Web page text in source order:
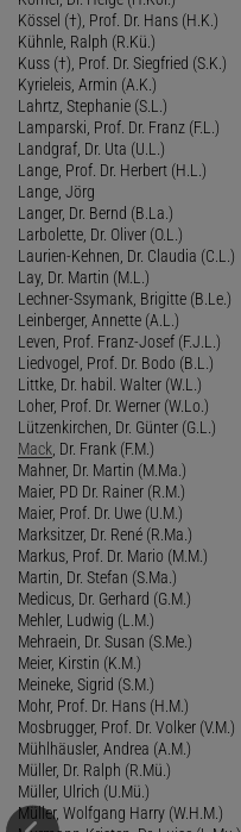
Kössel (†), Prof. Dr. Hans (H.K.)
Kühnle, Ralph (R.Kü.)
Kuss (†), Prof. Dr. Siegfried (S.K.)
Kyrieleis, Armin (A.K.)
Lahrtz, Stephanie (S.L.)
Lamparski, Prof. Dr. Franz (F.L.)
Landgraf, Dr. Uta (U.L.)
Lange, Prof. Dr. Herbert (H.L.)
Lange, Jörg
Langer, Dr. Bernd (B.La.)
Larbolette, Dr. Oliver (O.L.)
Laurien-Kehnen, Dr. Claudia (C.L.)
Lay, Dr. Martin (M.L.)
Lechner-Ssymank, Brigitte (B.Le.)
Leinberger, Annette (A.L.)
Leven, Prof. Franz-Josef (F.J.L.)
Liedvogel, Prof. Dr. Bodo (B.L.)
Littke, Dr. habil. Walter (W.L.)
Loher, Prof. Dr. Werner (W.Lo.)
Lützenkirchen, Dr. Günter (G.L.)
Mack , Dr. Frank (F.M.)
Mahner, Dr. Martin (M.Ma.)
Maier, PD Dr. Rainer (R.M.)
Maier, Prof. Dr. Uwe (U.M.)
Marksitzer, Dr. René (R.Ma.)
Markus, Prof. Dr. Mario (M.M.)
Martin, Dr. Stefan (S.Ma.)
Medicus, Dr. Gerhard (G.M.)
Mehler, Ludwig (L.M.)
Mehraein, Dr. Susan (S.Me.)
Meier, Kirstin (K.M.)
Meineke, Sigrid (S.M.)
Mohr, Prof. Dr. Hans (H.M.)
Mosbrugger, Prof. Dr. Volker (V.M.)
Mühlhäusler, Andrea (A.M.)
Müller, Dr. Ralph (R.Mü.)
Müller, Ulrich (U.Mü.)
Müller, Wolfgang Harry (W.H.M.)